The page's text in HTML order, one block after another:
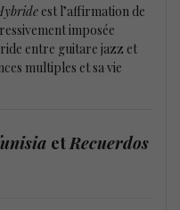
est l’affirmation de
imposée
entre guitare jazz et
multiples et sa vie
etRecuerdos